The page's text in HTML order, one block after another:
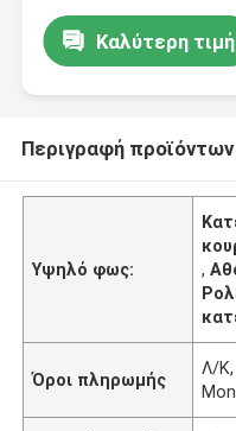
Καλύτερη τιμή
Περιγραφή προϊόντων
Υψηλό φως:
,
Όροι πληρωμής
Λ/Κ,